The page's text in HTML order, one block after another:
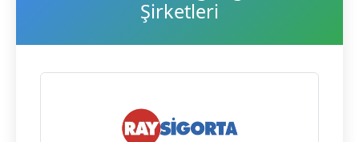
Şirketleri